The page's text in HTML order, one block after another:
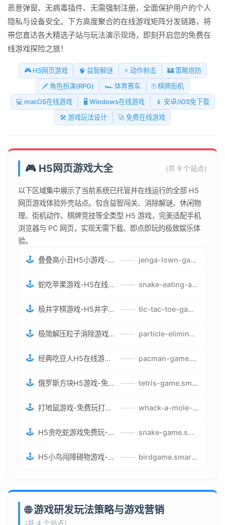
恶意弹窗、无病毒插件、无需强制注册，全面保护用户的个人
隐私与设备安全。下方高度聚合的在线游戏矩阵分发链路，将
带您直达各大精选子站与玩法演示现场，即刻开启您的免费在
线游戏探险之旅！
🎮 H5网页游戏 🧠 益智解谜 ⚡ 动作射击
🏰 策略塔防
🗡️ 角色扮演(RPG)
🏎️ 体育赛车
🃏 棋牌街机
💻 macOS在线游戏
🖥️ Windows在线游戏
📱 安卓/iOS免下载
🛠️ 游戏玩法设计
🚀 免费在线游戏
🎮 H5网页游戏大全 (共 9 个站点)
以下区域集中展示了当前系统已托管并在线运行的全部 H5
网页游戏体验外壳站点。包含益智闯关、消除解谜、休闲物
理、街机动作、棋牌竞技等全类型 H5 游戏，完美适配手机
浏览器与 PC 网页，实现无需下载、即点即玩的极致娱乐体
验。
🕹️ 叠叠高小丑H5小游戏-刺激游戏叠叠高小丑竞技赛-网页在线叠叠高小丑闯关游戏 —— jenga-lown-game.smartwatchmanufacturer.cn
🕹️ 蛇吃苹果游戏-H5在线蛇吃苹果网页游戏-有趣休闲游戏 —— snake-eating-apple-game.smartwatchmanufacturer.cn
🕹️ 极井字棋游戏-H5井字棋免费游戏-在线闯关变身超人打怪兽井字棋游戏 —— tic-tac-toe-game.smartwatchmanufacturer.cn
🕹️ 极简解压粒子消除游戏-免费H5粒子消除在线游戏 —— particle-elimination-game.smartwatchmanufacturer.cn
🕹️ 经典吃豆人H5在线游戏-5关挑战BOSS机枪决战版吃豆人怪兽游戏 —— pacman-game.smartwatchmanufacturer.cn
🕹️ 俄罗斯方块H5游戏-免费获取俄罗斯方块攻略-俄罗斯方块怪兽游戏策略 —— tetris-game.smartwatchmanufacturer.cn
🕹️ 打地鼠游戏-免费玩打地鼠H5网页游戏-打地鼠游戏官网 —— whack-a-mole-game.smartwatchmanufacturer.cn
🕹️ H5贪吃蛇游戏免费玩-最好的网页在线贪吃蛇游戏-贪吃蛇H5游戏攻略 —— snake-game.smartwatchmanufacturer.cn
🕹️ H5小鸟闯障碍物游戏-网页在线游戏小鸟闯关 —— birdgame.smartwatchmanufacturer.cn
🌐 游戏研发玩法策略与游戏营销
(共 4 个站点)